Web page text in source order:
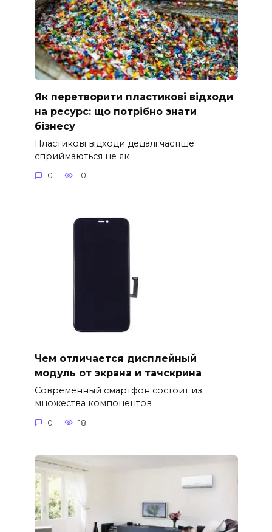
Як перетворити пластикові відходи
на ресурс: що потрібно знати
бізнесу
Пластикові відходи дедалі частіше
сприймаються не як
0 10
Чем отличается дисплейный
модуль от экрана и тачскрина
Современный смартфон состоит из
множества компонентов
0 18